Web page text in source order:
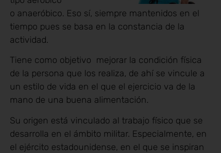
o anaeróbico. Eso sí, siempre mantenidos en el
tiempo pues se basa en la constancia de la
actividad.
Tiene como objetivo mejorar la condición física
de la persona que los realiza, de ahí se vincule a
un estilo de vida en el que el ejercicio va de la
mano de una buena alimentación.
Su origen está vinculado al trabajo físico que se
desarrolla en el ámbito militar. Especialmente, en
el ejército estadounidense, en el que se inspiran